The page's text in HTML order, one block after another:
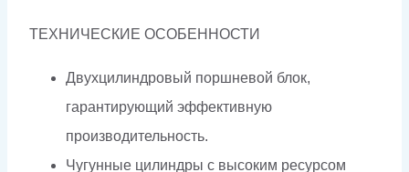
ТЕХНИЧЕСКИЕ ОСОБЕННОСТИ
Двухцилиндровый поршневой блок,
гарантирующий эффективную
производительность.
Чугунные цилиндры с высоким ресурсом